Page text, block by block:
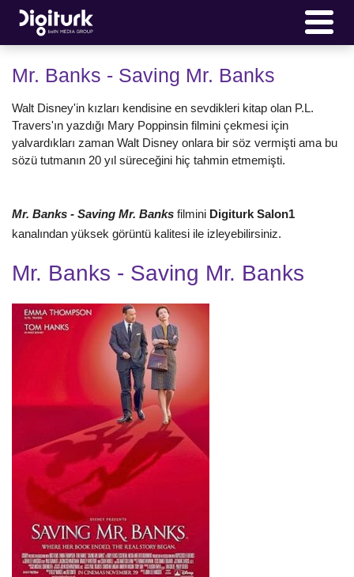
Mr. Banks - Saving Mr. Banks
Walt Disney'in kızları kendisine en sevdikleri kitap olan P.L.
Travers'ın yazdığı Mary Poppinsin filmini çekmesi için
yalvardıkları zaman Walt Disney onlara bir söz vermişti ama bu
sözü tutmanın 20 yıl süreceğini hiç tahmin etmemişti.
Mr. Banks - Saving Mr. Banks filmini Digiturk Salon1
kanalından yüksek görüntü kalitesi ile izleyebilirsiniz.
Mr. Banks - Saving Mr. Banks